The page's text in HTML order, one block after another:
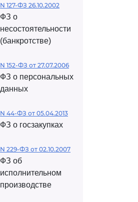
N 127-ФЗ 26.10.2002
ФЗ о
несостоятельности
(банкротстве)
N 152-ФЗ от 27.07.2006
ФЗ о персональных
данных
N 44-ФЗ от 05.04.2013
ФЗ о госзакупках
N 229-ФЗ от 02.10.2007
ФЗ об
исполнительном
производстве